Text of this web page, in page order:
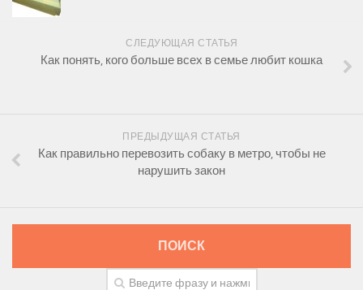
СЛЕДУЮЩАЯ СТАТЬЯ
Как понять, кого больше всех в семье любит кошка
ПРЕДЫДУЩАЯ СТАТЬЯ
Как правильно перевозить собаку в метро, чтобы не
нарушить закон
ПОИСК